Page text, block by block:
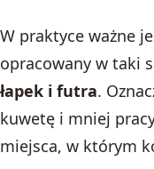
W praktyce ważne
opracowany w taki
łapek i futra.
kuwetę i mniej
miejsca, w którym